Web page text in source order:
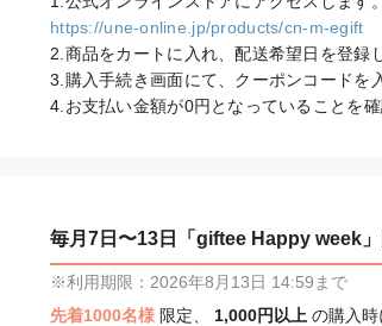
https://une-online.jp/products/cn-m-egift
2.商品をカートに入れ、配送希望日を登録
3.購入手続き画面にて、クーポンコードを
4.お支払い金額が0円となっていることを確
毎月7日〜13日「giftee Happy week」
※利用期限：2026年8月13日 14:59まで
先着1000名様 限定、 1,000円以上 の購入時